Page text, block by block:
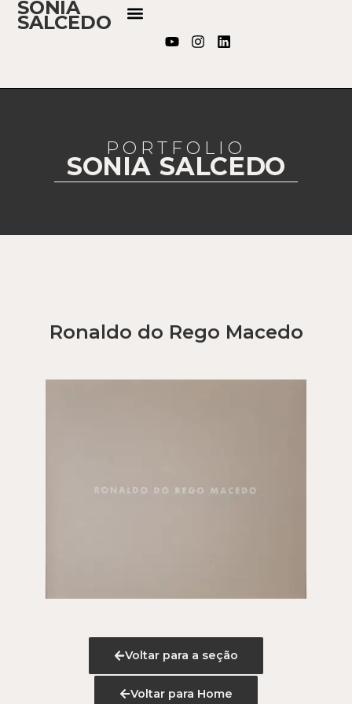
SONIA
SALCEDO
PORTFOLIO
SONIA SALCEDO
Ronaldo do Rego Macedo
Voltar para a seção
Voltar para Home